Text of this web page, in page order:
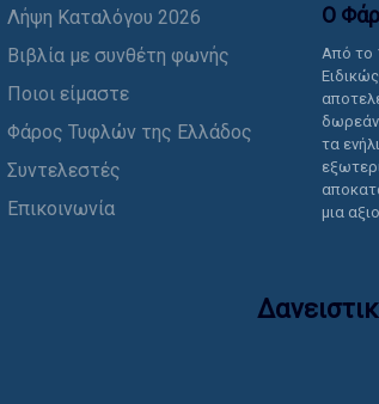
Λήψη Καταλόγου 2026
Βιβλία με συνθέτη φωνής
Ποιοι είμαστε
Φάρος Τυφλών της Ελλάδος
Συντελεστές
Επικοινωνία
Ο
Από το
τα
μια